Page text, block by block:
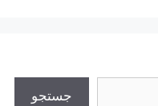
جستجو